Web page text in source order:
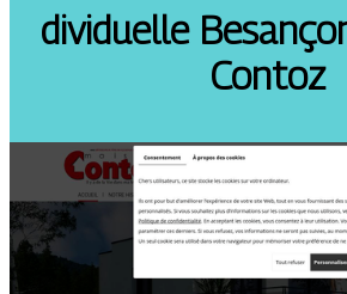
divi­duel­le
Contoz